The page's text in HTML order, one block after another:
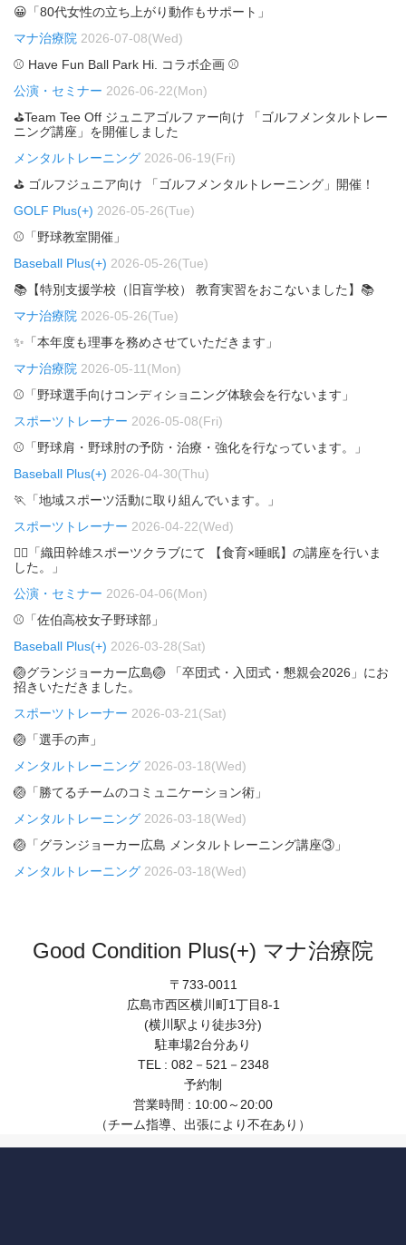
😀「80代女性の立ち上がり動作もサポート」
マナ治療院 2026-07-08(Wed)
⚾ Have Fun Ball Park Hi. コラボ企画 ⚾
公演・セミナー 2026-06-22(Mon)
⛳Team Tee Off ジュニアゴルファー向け 「ゴルフメンタルトレー
ニング講座」を開催しました
メンタルトレーニング 2026-06-19(Fri)
⛳ ゴルフジュニア向け 「ゴルフメンタルトレーニング」開催！
GOLF Plus(+) 2026-05-26(Tue)
⚾「野球教室開催」
Baseball Plus(+) 2026-05-26(Tue)
📚【特別支援学校（旧盲学校） 教育実習をおこないました】📚
マナ治療院 2026-05-26(Tue)
✨「本年度も理事を務めさせていただきます」
マナ治療院 2026-05-11(Mon)
⚾「野球選手向けコンディショニング体験会を行ないます」
スポーツトレーナー 2026-05-08(Fri)
⚾「野球肩・野球肘の予防・治療・強化を行なっています。」
Baseball Plus(+) 2026-04-30(Thu)
🏃「地域スポーツ活動に取り組んでいます。」
スポーツトレーナー 2026-04-22(Wed)
🏃‍♂️「織田幹雄スポーツクラブにて 【食育×睡眠】の講座を行いま
した。」
公演・セミナー 2026-04-06(Mon)
⚾「佐伯高校女子野球部」
Baseball Plus(+) 2026-03-28(Sat)
🏐グランジョーカー広島🏐 「卒団式・入団式・懇親会2026」にお
招きいただきました。
スポーツトレーナー 2026-03-21(Sat)
🏐「選手の声」
メンタルトレーニング 2026-03-18(Wed)
🏐「勝てるチームのコミュニケーション術」
メンタルトレーニング 2026-03-18(Wed)
🏐「グランジョーカー広島 メンタルトレーニング講座③」
メンタルトレーニング 2026-03-18(Wed)
Good Condition Plus(+) マナ治療院
〒733-0011
広島市西区横川町1丁目8-1
(横川駅より徒歩3分)
駐車場2台分あり
TEL : 082－521－2348
予約制
営業時間 : 10:00～20:00
（チーム指導、出張により不在あり）